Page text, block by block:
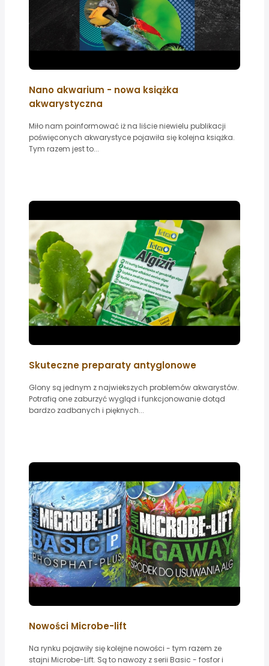
Nano akwarium - nowa książka
akwarystyczna
Miło nam poinformować iż na liście niewielu publikacji
poświęconych akwarystyce pojawiła się kolejna książka.
Tym razem jest to...
Skuteczne preparaty antyglonowe
Glony są jednym z najwiekszych problemów akwarystów.
Potrafią one zaburzyć wygląd i funkcjonowanie dotąd
bardzo zadbanych i pięknych...
Nowości Microbe-lift
Na rynku pojawiły się kolejne nowości - tym razem ze
stajni Microbe-Lift. Są to nawozy z serii Basic - fosfor i